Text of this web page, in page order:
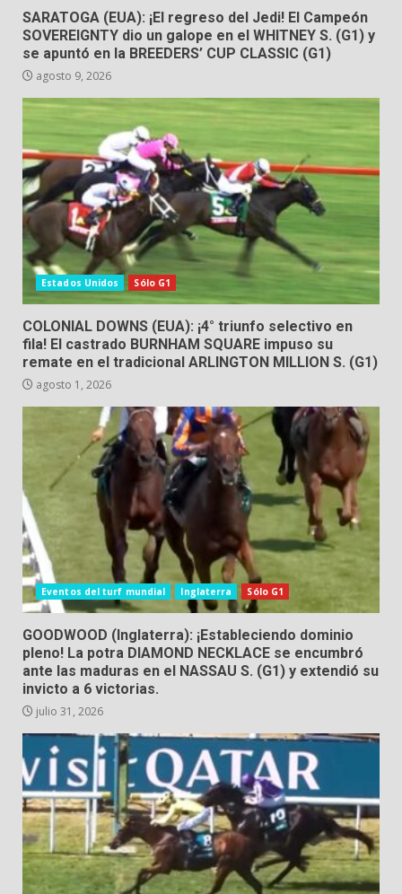
SARATOGA (EUA): ¡El regreso del Jedi! El Campeón
SOVEREIGNTY dio un galope en el WHITNEY S. (G1) y
se apuntó en la BREEDERS’ CUP CLASSIC (G1)
agosto 9, 2026
Estados Unidos Sólo G1
COLONIAL DOWNS (EUA): ¡4° triunfo selectivo en
fila! El castrado BURNHAM SQUARE impuso su
remate en el tradicional ARLINGTON MILLION S. (G1)
agosto 1, 2026
Eventos del turf mundial Inglaterra Sólo G1
GOODWOOD (Inglaterra): ¡Estableciendo dominio
pleno! La potra DIAMOND NECKLACE se encumbró
ante las maduras en el NASSAU S. (G1) y extendió su
invicto a 6 victorias.
julio 31, 2026